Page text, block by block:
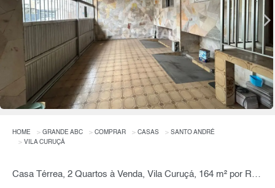
HOME GRANDE ABC COMPRAR CASAS
SANTO ANDRÉ
VILA CURUÇÁ
Casa Térrea, 2 Quartos à Venda, Vila Curuçá, 164 m² por R$ 560.000,00